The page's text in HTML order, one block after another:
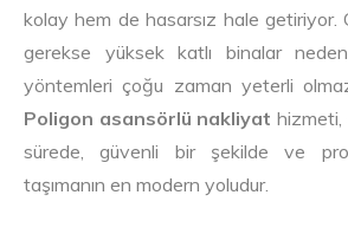
kolay hem de hasarsız hale getiriyor.
gerekse yüksek katlı binalar
yöntemleri çoğu zaman yeterli
Poligon asansörlü nakliyat hizmeti,
sürede, güvenli bir şekilde ve
taşımanın en modern yoludur.